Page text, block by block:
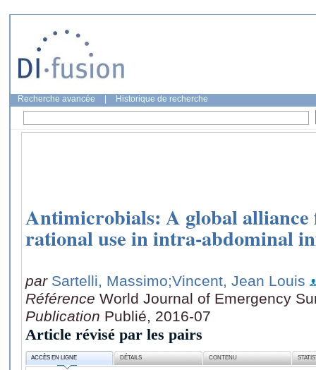
Recherche avancée Historique de recherche
Antimicrobials: A global
rational use in intra-abdominal
par Sartelli, Massimo;Vincent, Jean Louis
Référence World Journal of Emergency
Publication Publié, 2016-07
Article révisé par les pairs
ACCÈS EN LIGNE DÉTAILS CONTENU